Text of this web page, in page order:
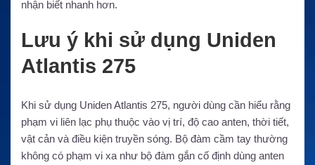
nhận biết nhanh hơn.
Lưu ý khi sử dụng Uniden
Atlantis 275
Khi sử dụng Uniden Atlantis 275, người dùng cần hiểu rằng
phạm vi liên lạc phụ thuộc vào vị trí, độ cao anten, thời tiết,
vật cản và điều kiện truyền sóng. Bộ đàm cầm tay thường
không có phạm vi xa như bộ đàm gắn cố định dùng anten